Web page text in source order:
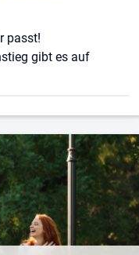
passt!
gibt es auf